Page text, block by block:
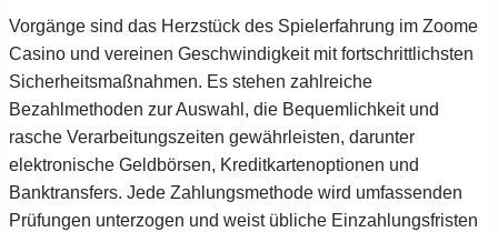
Vorgänge sind das Herzstück des Spielerfahrung im Zoome
Casino und vereinen Geschwindigkeit mit fortschrittlichsten
Sicherheitsmaßnahmen. Es stehen zahlreiche
Bezahlmethoden zur Auswahl, die Bequemlichkeit und
rasche Verarbeitungszeiten gewährleisten, darunter
elektronische Geldbörsen, Kreditkartenoptionen und
Banktransfers. Jede Zahlungsmethode wird umfassenden
Prüfungen unterzogen und weist übliche Einzahlungsfristen